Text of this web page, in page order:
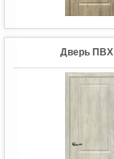
Дверь ПВХ